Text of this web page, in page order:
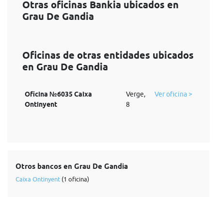
Otras oficinas Bankia ubicados en
Grau De Gandia
Oficinas de otras entidades ubicados
en Grau De Gandia
Oficina №6035 Caixa
Ontinyent
Verge,
8
Ver oficina >
Otros bancos en Grau De Gandia
Caixa Ontinyent (1 oficina)